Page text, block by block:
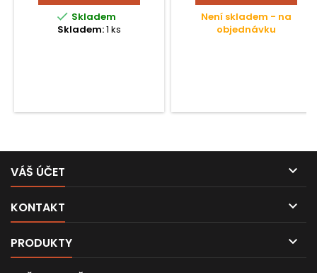
 Skladem
Skladem:1 ks
Není skladem - na
objednávku
VÁŠ ÚČET 
KONTAKT 
PRODUKTY 